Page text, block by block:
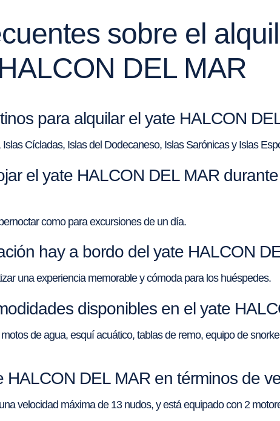
sobre el
HALCON DEL MAR
para alquilar el yate HALCON
Cícladas, Islas del Dodecaneso, Islas Sarónicas y Islas
el yate HALCON DEL MAR
como para excursiones de un día.
hay a bordo del yate HALCON
una experiencia memorable y cómoda para los huéspedes.
disponibles en el yate
de agua, esquí acuático, tablas de remo, equipo de
DEL MAR en términos de
velocidad máxima de 13 nudos, y está equipado con 2